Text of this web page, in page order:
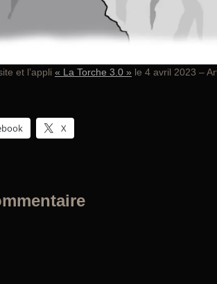
et l’appli « La Torche 3.0 » le 4 avril 2023 –
X